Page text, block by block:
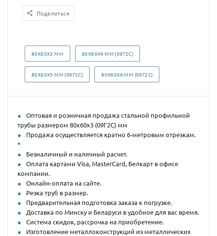
Поделиться
80Х60Х3 ММ 80Х60Х4 ММ (09Г2С)
80Х60Х5 ММ (09Г2С) 80Х60Х6 ММ (09Г2С)
Оптовая и розничная продажа стальной профильной
трубы размером 80х60х3 (09Г2С) мм
Продажа осуществляется кратно 6-метровым отрезкам.
*
Безналичный и наличный расчет.
Оплата картами Visa, MasterCard, Белкарт в офисе
компании.
Онлайн-оплата на сайте.
Резка труб в размер.
Предварительная подготовка заказа к погрузке.
Доставка по Минску и Беларуси в удобное для вас время.
Система скидок, рассрочка на приобретение.
Изготовление металлоконструкций из металлических